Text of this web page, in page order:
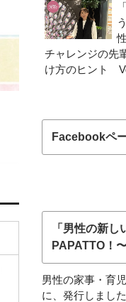
チャレンジの先
け方のヒント
Facebookペ
「男性の新
PAPATTO！
男性の家事・育
に、発行しまし